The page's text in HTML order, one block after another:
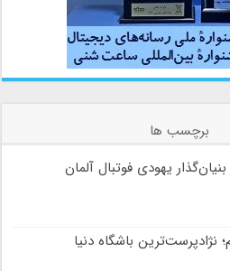
برچسب ها
بنیان‌گذار یهودی فوتبال آلمان
نژادپرست‌ترین باشگاه دنیا